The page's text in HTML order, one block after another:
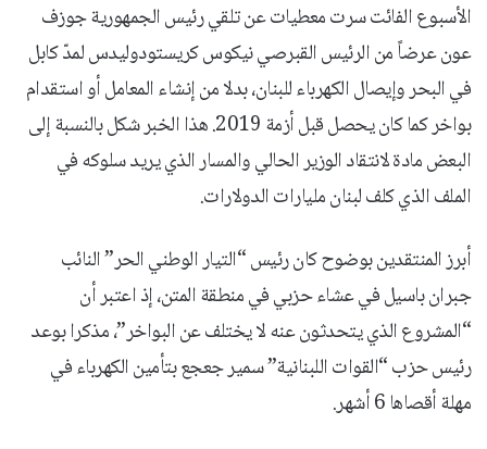
الأسبوع الفائت سرت معطيات عن تلقي رئيس الجمهورية جوزف
عون عرضاً من الرئيس القبرصي نيكوس كريستودوليدس لمدّ كابل
في البحر وإيصال الكهرباء للبنان، بدلا من إنشاء المعامل أو استقدام
بواخر كما كان يحصل قبل أزمة 2019. هذا الخبر شكل بالنسبة إلى
البعض مادة لانتقاد الوزير الحالي والمسار الذي يريد سلوكه في
الملف الذي كلف لبنان مليارات الدولارات.
أبرز المنتقدين بوضوح كان رئيس “التيار الوطني الحر” النائب
جبران باسيل في عشاء حزبي في منطقة المتن، إذ اعتبر أن
“المشروع الذي يتحدثون عنه لا يختلف عن البواخر”، مذكرا بوعد
رئيس حزب “القوات اللبنانية” سمير جعجع بتأمين الكهرباء في
مهلة أقصاها 6 أشهر.